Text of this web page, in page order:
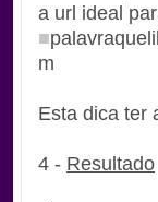
a url ideal
■
m
Esta dica ter
4 - Resultado